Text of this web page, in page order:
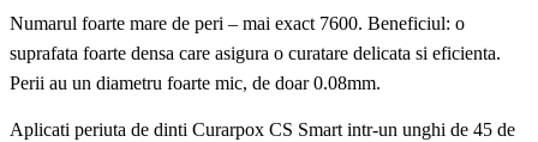
Numarul foarte mare de peri – mai exact 7600. Beneficiul: o
suprafata foarte densa care asigura o curatare delicata si eficienta.
Perii au un diametru foarte mic, de doar 0.08mm.
Aplicati periuta de dinti Curarpox CS Smart intr-un unghi de 45 de